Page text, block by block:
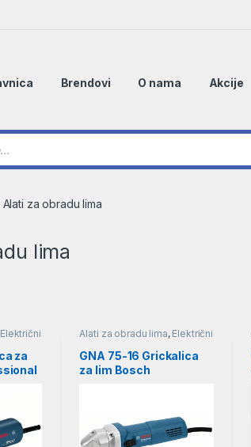
Brendovi O nama Akcije
Alati za obradu lima
lima
Električni
za
Alati za obradu lima, Električni
GNA 75-16 Grickalica
za lim Bosch